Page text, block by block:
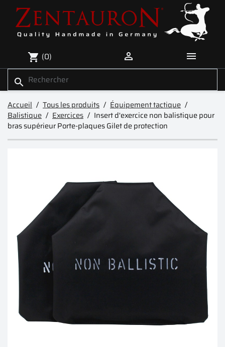
shopping_cart (0)  
search
Accueil Tous les produits
Équipement tactique
Balistique
Exercices
Insert d'exercice non balistique pour
bras supérieur Porte-plaques Gilet de protection